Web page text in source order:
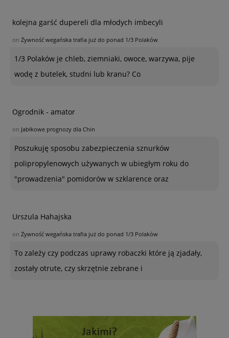
kolejna garść dupereli dla młodych imbecyli
on Żywność wegańska trafia już do ponad 1/3 Polaków
1/3 Polaków je chleb, ziemniaki, owoce, warzywa, pije
wodę z butelek, studni lub kranu? Co
Ogrodnik - amator
on Jabłkowe prognozy dla Chin
Poszukuję sposobu zabezpieczenia sznurków
polipropylenowych używanych w ubiegłym roku do
"prowadzenia" pomidorów w szklarence oraz
Urszula Hahajska
on Żywność wegańska trafia już do ponad 1/3 Polaków
To zależy czy podczas uprawy robaczki które ją zjadały,
zostały otrute, czy skrzętnie zebrane i